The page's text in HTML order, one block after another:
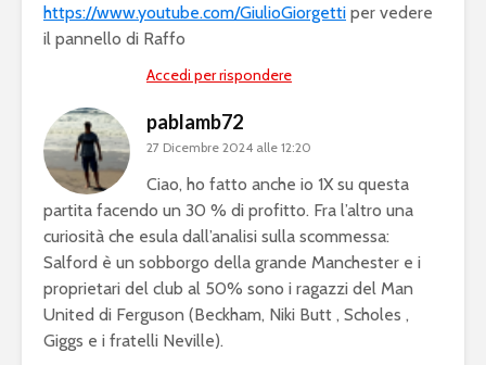
https://www.youtube.com/GiulioGiorgetti per vedere
il pannello di Raffo
Accedi per rispondere
pablamb72
27 Dicembre 2024 alle 12:20
Ciao, ho fatto anche io 1X su questa
partita facendo un 30 % di profitto. Fra l’altro una
curiosità che esula dall’analisi sulla scommessa:
Salford è un sobborgo della grande Manchester e i
proprietari del club al 50% sono i ragazzi del Man
United di Ferguson (Beckham, Niki Butt , Scholes ,
Giggs e i fratelli Neville).